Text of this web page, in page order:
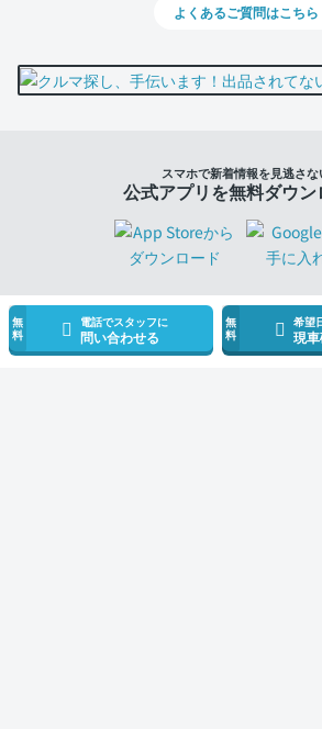
モビリコ（クルマの個人売買） 中古車一覧 86
無
料
電話でスタッフに
問い合わせる
無
料
希望
現
よくあるご質問はこちら
スマホで新着情報を見逃さな
公式アプリを無料ダウン